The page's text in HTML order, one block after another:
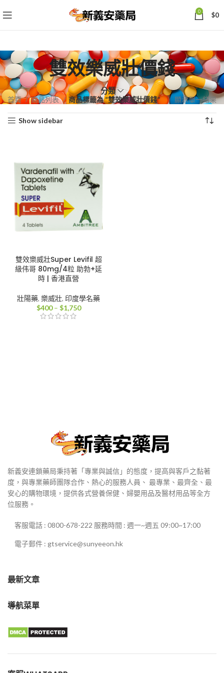
0 $0
雙效樂威壯價錢
分類
首頁 商品列表 商品標籤為 “雙效樂威壯價錢” 顯示單一結果
Show sidebar
雙效樂威壯Super Levifil 超
級伟哥 80mg/4粒 助勃+延
時 | 香港直營
壯陽藥, 樂威壯, 印度學名藥
$400 – $1,750價
新義安連鎖藥局秉持著「專業與誠信」的態度，提高與客戶之黏著
度，與專業藥師團隊合作、熱心的服務人員、 最專業、最齊全、最
安心的購物環境，提供各式營養保健、婦嬰用品及醫材用品等全方
位服務。
客服電話 : 0800-678-222 服務時間 : 週一~週五 09:00~17:00
電子郵件 : gtservice@sunyeeon.hk
最新文章
導航菜單